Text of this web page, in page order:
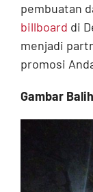
pembuatan
billboard di
menjadi
promosi
Gambar